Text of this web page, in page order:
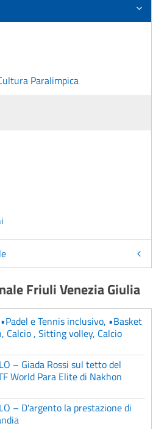
Paralimpica
Friuli Venezia Giulia
e Tennis inclusivo, •Basket
Calcio , Sitting volley, Calcio
– Giada Rossi sul tetto del
World Para Elite di Nakhon
– D'argento la prestazione di